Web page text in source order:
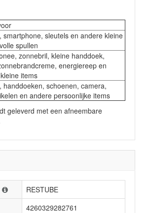
smartphone, sleutels en andere kleine
spullen
zonnebril, kleine handdoek,
energiereep en
items
handdoeken, schoenen, camera,
en andere persoonlijke items
geleverd met een afneembare
RESTUBE
4260329282761